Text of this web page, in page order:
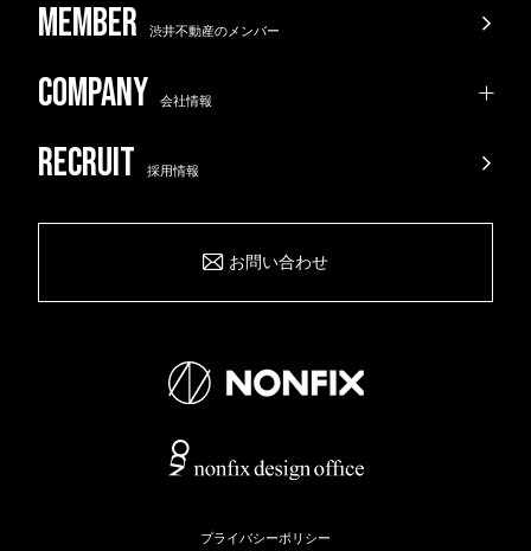
渋井不動産のメンバー
会社情報
採用情報
お問い合わせ
プライバシーポリシー